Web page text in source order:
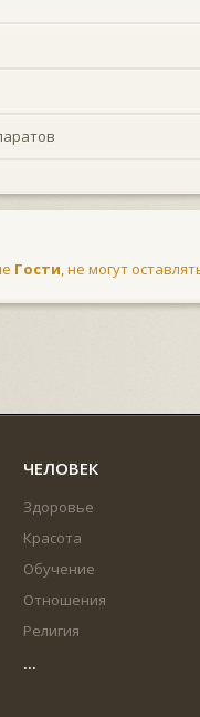
Гости, не могут
ЧЕЛОВЕК
Здоровье
Красота
Обучение
Отношения
Религия
...